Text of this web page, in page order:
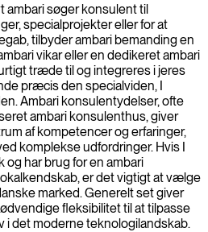
ambari søger konsulent til
specialprojekter eller for at
tilbyder ambari bemanding en
vikar eller en dedikeret ambari
træde til og integreres i jeres
præcis den specialviden, I
Ambari konsulentydelser, ofte
ambari konsulenthus, giver
af kompetencer og erfaringer,
komplekse udfordringer. Hvis I
har brug for en ambari
er det vigtigt at vælge
marked. Generelt set giver
fleksibilitet til at tilpasse
i det moderne teknologilandskab.